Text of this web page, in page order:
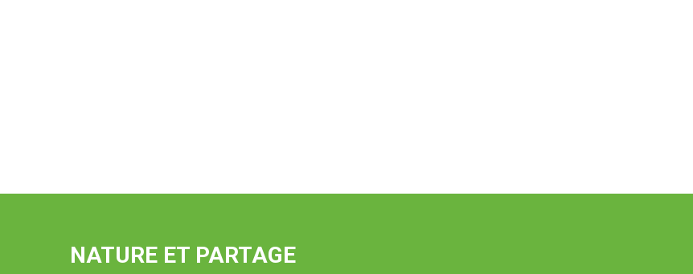
NATURE ET PARTAGE